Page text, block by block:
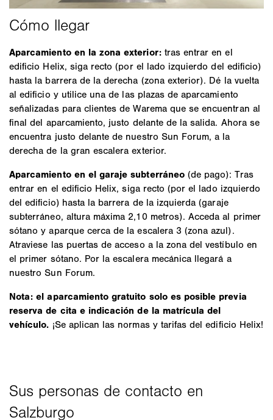
Aparcamiento en la zona exterior: tras entrar en el
edificio Helix, siga recto (por el lado izquierdo del edificio)
hasta la barrera de la derecha (zona exterior). Dé la vuelta
al edificio y utilice una de las plazas de aparcamiento
señalizadas para clientes de Warema que se encuentran al
final del aparcamiento, justo delante de la salida. Ahora se
encuentra justo delante de nuestro Sun Forum, a la
derecha de la gran escalera exterior.
Aparcamiento en el garaje subterráneo (de pago): Tras
entrar en el edificio Helix, siga recto (por el lado izquierdo
del edificio) hasta la barrera de la izquierda (garaje
subterráneo, altura máxima 2,10 metros). Acceda al primer
sótano y aparque cerca de la escalera 3 (zona azul).
Atraviese las puertas de acceso a la zona del vestíbulo en
el primer sótano. Por la escalera mecánica llegará a
nuestro Sun Forum.
Nota: el aparcamiento gratuito solo es posible previa
reserva de cita e indicación de la matrícula del
vehículo. ¡Se aplican las normas y tarifas del edificio Helix!